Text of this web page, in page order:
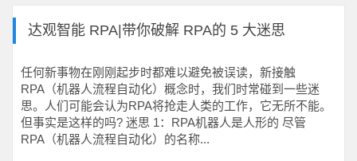
达观智能 RPA|带你破解 RPA的 5 大迷思
任何新事物在刚刚起步时都难以避免被误读，新接触
RPA（机器人流程自动化）概念时，我们时常碰到一些迷
思。人们可能会认为RPA将抢走人类的工作，它无所不能。
但事实是这样的吗? 迷思 1：RPA机器人是人形的 尽管
RPA（机器人流程自动化）的名称...